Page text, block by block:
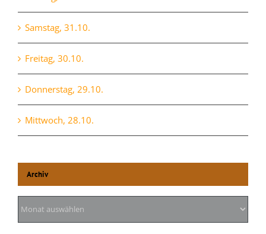
Samstag, 31.10.
Freitag, 30.10.
Donnerstag, 29.10.
Mittwoch, 28.10.
Archiv
Archiv